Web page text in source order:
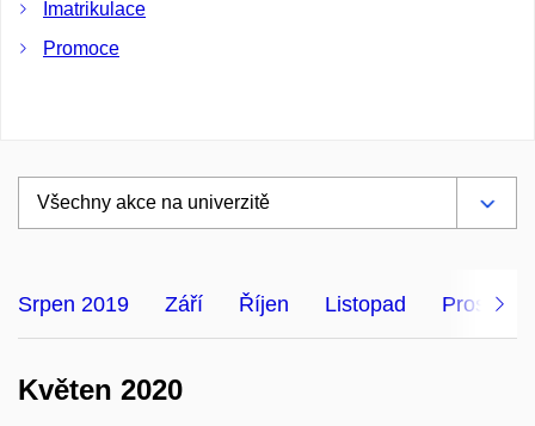
Imatrikulace
Promoce
Srpen 2019 Září Říjen Listopad Prosinec
Květen 2020